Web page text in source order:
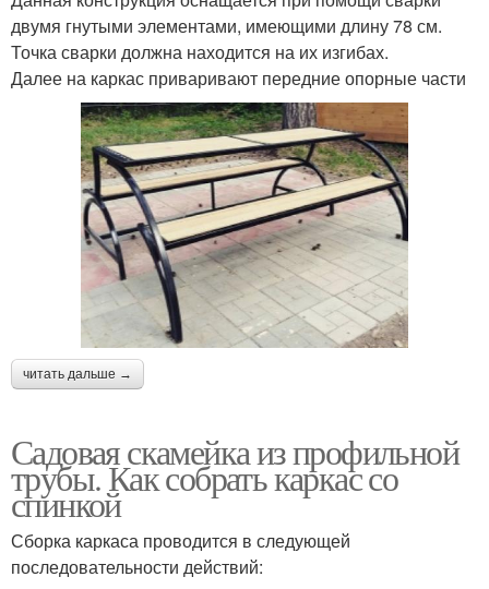
двумя гнутыми элементами, имеющими длину 78 см.
Точка сварки должна находится на их изгибах.
Далее на каркас приваривают передние опорные части
читать дальше →
Садовая скамейка из профильной
трубы. Как собрать каркас со
спинкой
Сборка каркаса проводится в следующей
последовательности действий: